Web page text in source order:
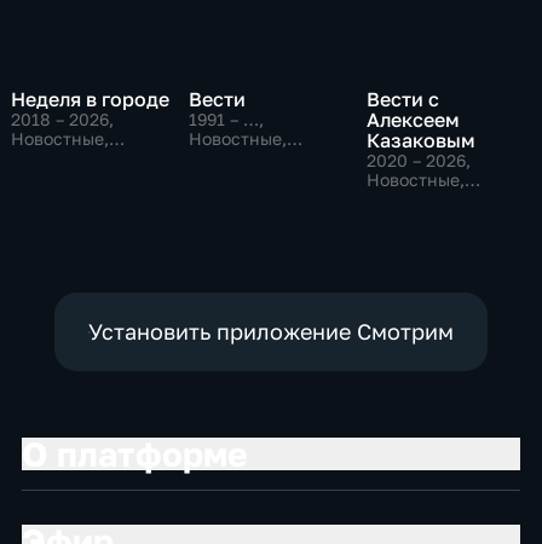
Неделя в городе
2018 – 2026,
Новостные,
Вести
1991 – …,
Новостные,
Вести с
Алексеем
Казаковым
2020 – 2026,
Новостные,
Установить приложение Смотрим